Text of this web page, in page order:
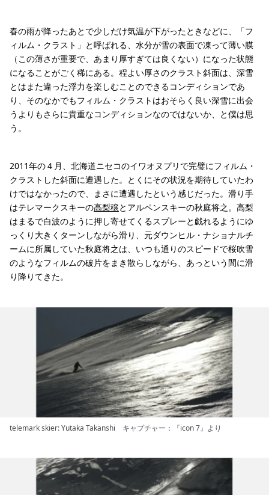
春の雨が降ったあとで少しだけ気温が下がったときなどに、「フ
ィルム・クラスト」と呼ばれる、水分が雪の表面で凍って薄い膜
（この薄さが重要で、あまり厚すぎては良くない）になった状態
になることがごく稀にある。程よい厚さのクラスト斜面は、深雪
とはまた違った浮力を楽しむことのできるコンディションであ
り、そのなかでもフィルム・クラストはおそらく良い深雪に出会
うよりもさらに貴重なコンディションなのではないか、と僕は思
う。
2011年の４月、北海道ニセコのイワオヌプリで完璧にフィルム・
クラストした斜面に遭遇した。とくにその状況を期待していたわ
けではなかったので、まさに遭遇したという感じだった。滑り手
はテレマークスキーの高梨穣とアルペンスキーの秋庭将之。高梨
はまるで白波のように押し寄せてくるスプレーと戯れるようにゆ
っくり大きくターンしながら滑り、元ダウンヒル・ナショナルチ
ームに所属していた秋庭将之は、いつも通りのスピードで桜吹雪
のようなフィルムの破片をまき散らしながら、あっという間に滑
り降りてきた。
telemark skier: Yutaka Takanshi キャプチャー：『icon 7』より